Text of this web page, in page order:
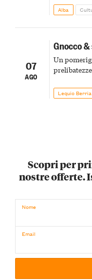
Alba
07
AGO
Gnocco
Un
Lequio Berria
Scopri per
nostre offerte.
Nome
Email